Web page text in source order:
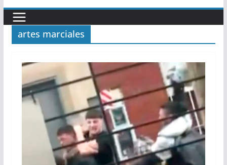
artes marciales